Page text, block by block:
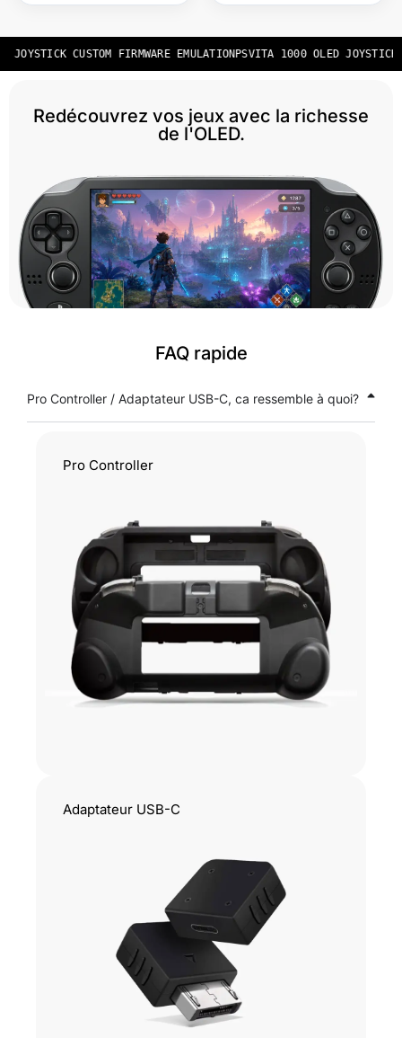
CUSTOM FIRMWARE EMULATIONPSVITA 1000 OLED JOYSTICK
Redécouvrez vos jeux avec la richesse
de l'OLED.
FAQ rapide
Pro Controller / Adaptateur USB-C, ca ressemble à quoi?
Pro Controller
Adaptateur USB-C